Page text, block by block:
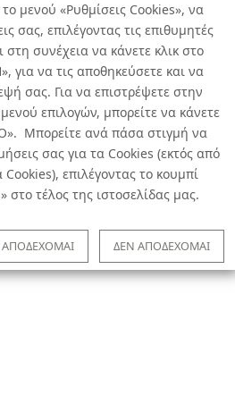
το μενού «Ρυθμίσεις Cookies», να
σας, επιλέγοντας τις επιθυμητές
στη συνέχεια να κάνετε κλικ στο
για να τις αποθηκεύσετε και να
σας. Για να επιστρέψετε στην
επιλογών, μπορείτε να κάνετε
Μπορείτε ανά πάσα στιγμή να
σας για τα Cookies (εκτός από
επιλέγοντας το κουμπί
στο τέλος της ιστοσελίδας μας.
ΔΕΝ ΑΠΟΔΕΧΟΜΑΙ
ΑΠΟΔΕΧΟΜΑΙ